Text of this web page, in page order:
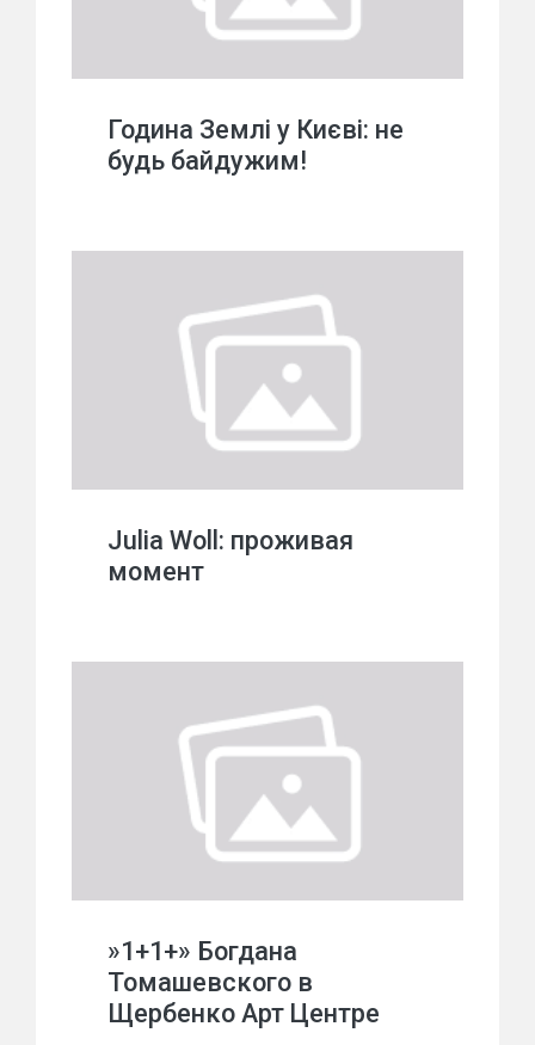
Година Землі у Києві: не
будь байдужим!
Julia Woll: проживая
момент
»1+1+» Богдана
Томашевского в
Щербенко Арт Центре